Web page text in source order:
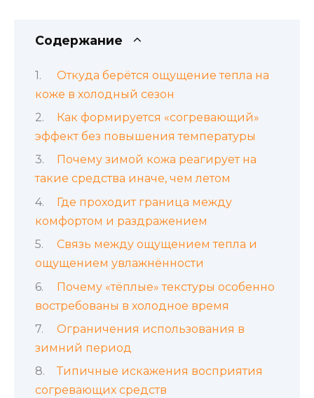
Содержание
Откуда берётся ощущение тепла на
коже в холодный сезон
Как формируется «согревающий»
эффект без повышения температуры
Почему зимой кожа реагирует на
такие средства иначе, чем летом
Где проходит граница между
комфортом и раздражением
Связь между ощущением тепла и
ощущением увлажнённости
Почему «тёплые» текстуры особенно
востребованы в холодное время
Ограничения использования в
зимний период
Типичные искажения восприятия
согревающих средств